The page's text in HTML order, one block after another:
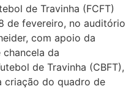
de Travinha (FCFT)
de fevereiro, no auditório
com apoio da
chancela da
de Travinha (CBFT),
criação do quadro de